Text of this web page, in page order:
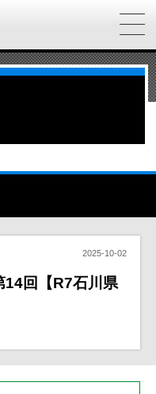
2025-10-02
14回【R7石川県